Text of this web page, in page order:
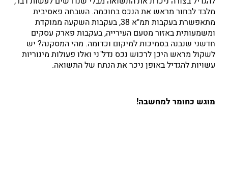
מלבד לבחור מראש את הנכס בחוכמה. השבחה פאסיבית
מתאפשרת בעקבות תמ"א 38, בעקבות השקעה ממוקדת
ומשמעותית באזור מטעם העירייה, בעקבות פארק עסקים
חדשני שנבנה בסמיכות למיקום וכדומה. מהי המסקנה? יש
לשקול מראש היכן לרכוש נכס נדל"ני ואלו פעולות מינוריות
עשויות להגדיל באופן ניכר את הנתח של התשואה.
מוגש כחומר למחשבה!